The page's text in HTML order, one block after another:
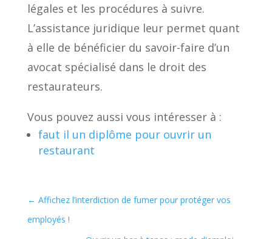
légales et les procédures à suivre.
L’assistance juridique leur permet quant
à elle de bénéficier du savoir-faire d’un
avocat spécialisé dans le droit des
restaurateurs.
Vous pouvez aussi vous intéresser à :
faut il un diplôme pour ouvrir un
restaurant
← Affichez l’interdiction de fumer pour protéger vos
employés !